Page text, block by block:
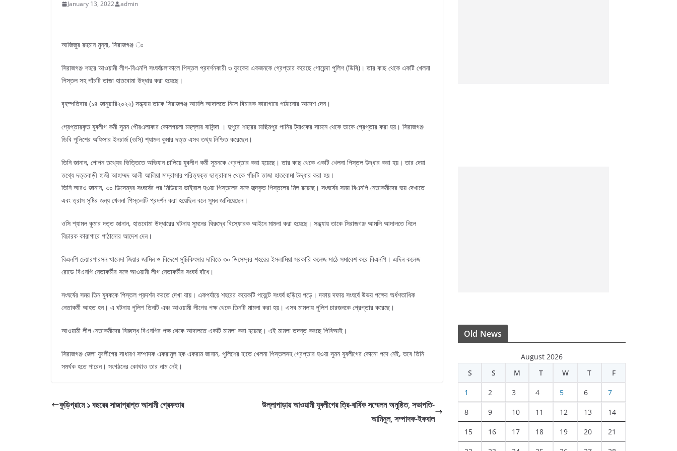
January 13, 2022 admin
আজিজুর রহমান মুন্না, সিরাজগঞ্জ ঃ
সিরাজগঞ্জ শহরে আওয়ামী লীগ-বিএনপি সংঘর্ষচলাকালে পিস্তল প্রদর্শনকারী ৩ যুবকের একজনকে গ্রেপ্তার করেছে গোয়েন্দা পুলিশ (ডিবি)। তার কাছ থেকে একটি খেলনা
পিস্তল সহ পাঁচটি তাজা হাতবোমা উদ্ধার করা হয়েছে।
বৃহস্পতিবার (১৪ জানুয়ারি২০২২) সন্ধ্যায় তাকে সিরাজগঞ্জ আমলি আদালতে নিলে বিচারক কারাগারে পাঠানোর আদেশ দেন।
গ্রেপ্তারকৃত যুবলীগ কর্মী সুমন পৌরএলাকার কোলগয়লা মহল্লার বাসিন্দা । দুপুরে শহরের মাছিমপুর পানির ট্যাংকের সামনে থেকে তাকে গ্রেপ্তার করা হয়। সিরাজগঞ্জ
ডিবি পুলিশের অফিসার ইনচার্জ (ওসি) শ্যামল কুমার দত্ত এসব তথ্য নিশ্চিত করেছেন।
তিনি জানান, গোপন তথ্যের ভিত্তিতে অভিযান চালিয়ে যুবলীগ কর্মী সুমনকে গ্রেপ্তার করা হয়েছে। তার কাছ থেকে একটি খেলনা পিস্তল উদ্ধার করা হয়। তার দেয়া
তথ্যে দত্তবাড়ী হাজী আহাম্মদ আলী আলিয়া মাদ্রাসার পরিত্যক্ত ছাত্রাবাস থেকে পাঁচটি তাজা হাতবোমা উদ্ধার করা হয়।
তিনি আরও জানান, ৩০ ডিসেম্বর সংঘর্ষের পর মিডিয়ায় ভাইরাল হওয়া পিস্তলের সঙ্গে জব্দকৃত পিস্তলের মিল রয়েছে। সংঘর্ষের সময় বিএনপি নেতাকর্মীদের ভয় দেখাতে
এবং ত্রাস সৃষ্টির জন্য খেলনা পিস্তলটি প্রদর্শন করা হয়েছিল বলে সুমন জানিয়েছেন।
ওসি শ্যামল কুমার দত্ত জানান, হাতবোমা উদ্ধারের ঘটনায় সুমনের বিরুদ্ধে বিস্ফোরক আইনে মামলা করা হয়েছে। সন্ধ্যায় তাকে সিরাজগঞ্জ আমলি আদালতে নিলে
বিচারক কারাগারে পাঠানোর আদেশ দেন।
বিএনপি চেয়ারপারসন খালেদা জিয়ার জামিন ও বিদেশে সুচিকিৎসার দাবিতে ৩০ ডিসেম্বর শহরের ইসলামিয়া সরকারি কলেজ মাঠে সমাবেশ করে বিএনপি। এদিন কলেজ
রোডে বিএনপি নেতাকর্মীর সঙ্গে আওয়ামী লীগ নেতাকর্মীর সংঘর্ষ বাঁধে।
সংঘর্ষের সময় তিন যুবককে পিস্তল প্রদর্শন করতে দেখা যায়। একপর্যায়ে শহরের কয়েকটি পয়েন্টে সংঘর্ষ ছড়িয়ে পড়ে। দফায় দফায় সংঘর্ষে উভয় পক্ষের অর্ধশতাধিক
নেতাকর্মী আহত হন। এ ঘটনায় পুলিশ তিনটি এবং আওয়ামী লীগের পক্ষ থেকে তিনটি মামলা করা হয়। এসব মামলায় পুলিশ চারজনকে গ্রেপ্তার করেছে।
আওয়ামী লীগ নেতাকর্মীদের বিরুদ্ধে বিএনপির পক্ষ থেকে আদালতে একটি মামলা করা হয়েছে। এই মামলা তদন্ত করছে পিবিআই।
সিরাজগঞ্জ জেলা যুবলীগের সাধারণ সম্পাদক একরামুল হক একরাম জানান, পুলিশের হাতে খেলনা পিস্তলসহ গ্রেপ্তার হওয়া সুমন যুবলীগের কোনো পদে নেই, তবে তিনি
সমর্থক হতে পারেন। সংগঠনের কোথাও তার নাম নেই।
কুড়িগ্রামে ১ বছরের সাজাপ্রাপ্ত আসামী গ্রেফতার
উল্লাপাড়ায় আওয়ামী যুবলীগের ত্রি-বার্ষিক সম্মেলন অনুষ্ঠিত, সভাপতি-
আমিনুল, সম্পাদক-ইকবাল
Old News
August 2026
S
S M T W T F
1 2 3 4 5 6 7
8 9 10 11 12 13 14
15 16 17 18 19 20 21